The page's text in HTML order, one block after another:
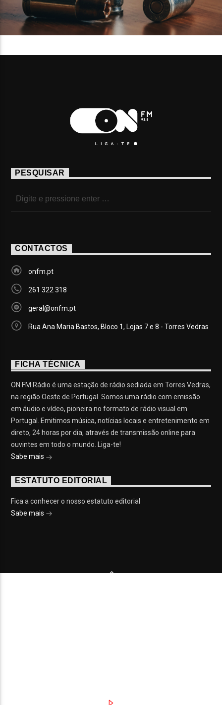
PESQUISAR
CONTACTOS
onfm.pt
261 322 318
geral@onfm.pt
Rua Ana Maria Bastos, Bloco 1, Lojas 7 e 8 - Torres Vedras
FICHA TÉCNICA
ON FM Rádio é uma estação de rádio sediada em Torres Vedras,
na região Oeste de Portugal. Somos uma rádio com emissão
em áudio e vídeo, pioneira no formato de rádio visual em
Portugal. Emitimos música, notícias locais e entretenimento em
direto, 24 horas por dia, através de transmissão online para
ouvintes em todo o mundo. Liga-te!
Sabe mais
ESTATUTO EDITORIAL
Fica a conhecer o nosso estatuto editorial
Sabe mais